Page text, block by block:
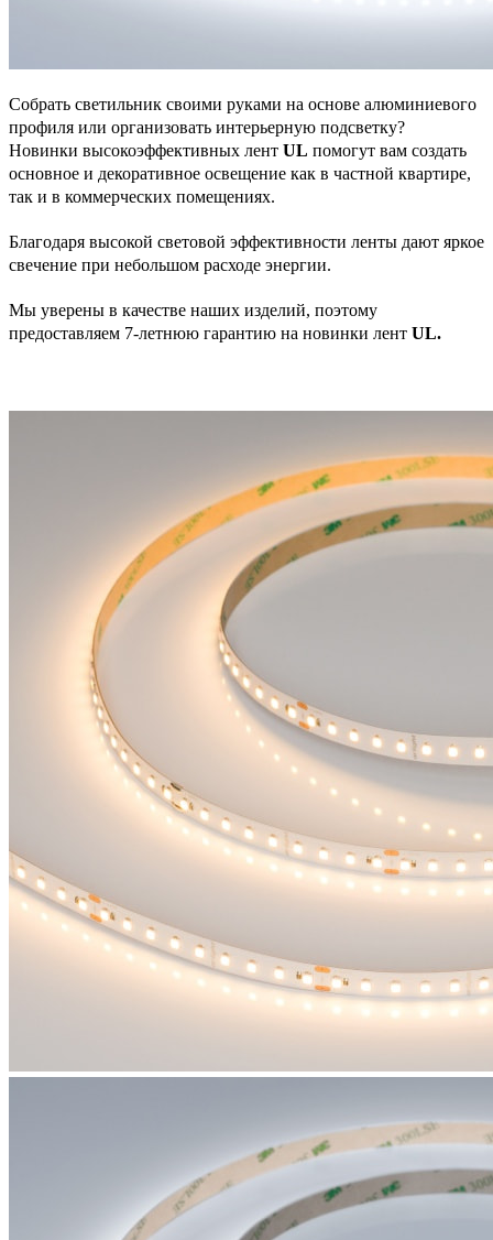
Собрать светильник своими руками на основе алюминиевого
профиля или организовать интерьерную подсветку?
Новинки высокоэффективных лент UL помогут вам создать
основное и декоративное освещение как в частной квартире,
так и в коммерческих помещениях.
Благодаря высокой световой эффективности ленты дают яркое
свечение при небольшом расходе энергии.
Мы уверены в качестве наших изделий, поэтому
предоставляем 7-летнюю гарантию на новинки лент UL.